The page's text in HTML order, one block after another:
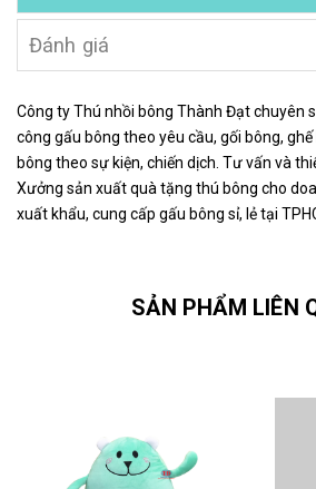
Đánh giá
Công ty Thú nhồi bông Thành Đạt chuyên
công gấu bông theo yêu cầu, gối bông,
bông theo sự kiện, chiến dịch. Tư vấn và
Xưởng sản xuất quà tặng thú bông cho
xuất khẩu, cung cấp gấu bông sỉ, lẻ tại
SẢN PHẨM LIÊN